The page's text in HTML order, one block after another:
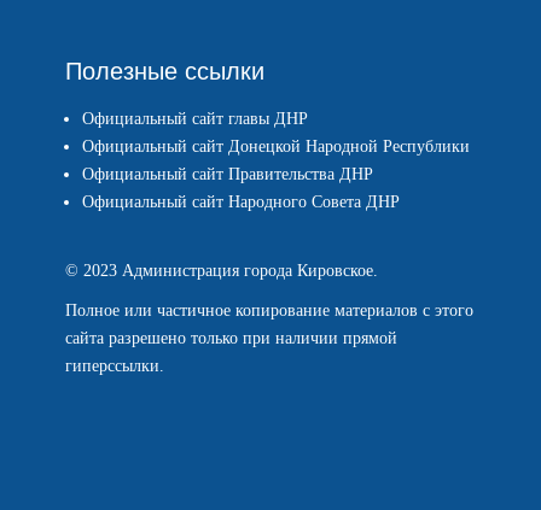
Полезные ссылки
Официальный сайт главы ДНР
Официальный сайт Донецкой Народной Республики
Официальный сайт Правительства ДНР
Официальный сайт Народного Совета ДНР
© 2023 Администрация города Кировское.
Полное или частичное копирование материалов с этого
сайта разрешено только при наличии прямой
гиперссылки.